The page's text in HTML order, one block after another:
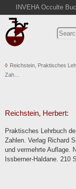
INVEHA Occulte
Home
Advanced Search
Cart
Abbreviations
Contact
Terms
Withdrawal
Reichstein, Praktisches
Zah…
Reichstein, Herbert:
Praktisches Lehrbuch
Zahlen. Verlag Richard
und vermehrte Auflage.
Issberner-Haldane. 210